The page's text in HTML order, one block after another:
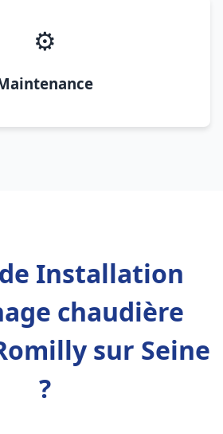
⚙️
Installation
chaudière
sur Seine
?